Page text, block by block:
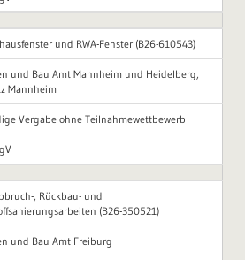
und RWA-Fenster (B26-610543)
und Bau Amt Mannheim und Heidelberg,
Mannheim
Vergabe ohne Teilnahmewettbewerb
, Rückbau- und
(B26-350521)
und Bau Amt Freiburg